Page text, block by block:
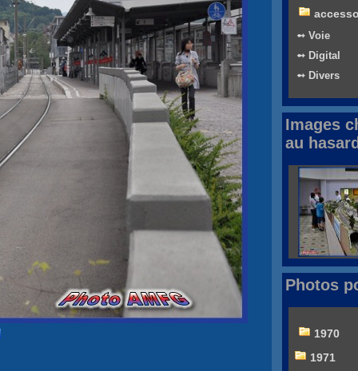
➻ Voie
➻ Digital
➻ Divers
Images
au
Photos
1970
1971